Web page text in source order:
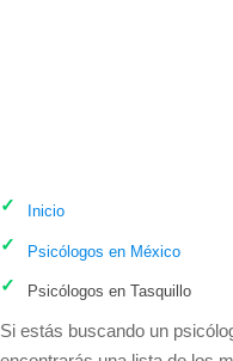
Inicio
Psicólogos en México
Psicólogos en Tasquillo
Si estás buscando un